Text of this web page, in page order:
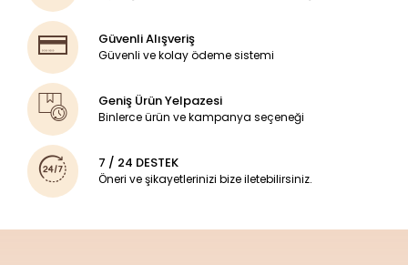
Güvenli Alışveriş
Güvenli ve kolay ödeme sistemi
Geniş Ürün Yelpazesi
Binlerce ürün ve kampanya seçeneği
7 / 24 DESTEK
Öneri ve şikayetlerinizi bize iletebilirsiniz.